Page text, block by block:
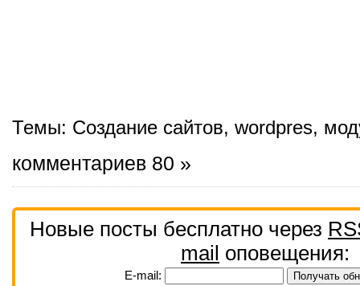
Темы: Создание сайтов, wordpres,
комментариев 80 »
Новые посты бесплатно через
mail оповещения:
E-mail: